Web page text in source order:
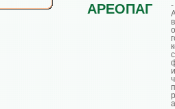
АРЕОПАГ